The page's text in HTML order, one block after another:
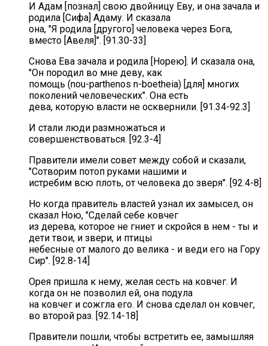
И Адам [познал] свою двойницу Еву, и она зачала и
родила [Сифа] Адаму. И сказала
она, "Я родила [другого] человека через Бога,
вместо [Авеля]". [91.30-33]
Снова Ева зачала и родила [Норею]. И сказала она,
"Он породил во мне деву, как
помощь (nou-parthenos n-boetheia) [для] многих
поколений человеческих". Она есть
дева, которую власти не осквернили. [91.34-92.3]
И стали люди размножаться и
совершенствоваться. [92.3-4]
Правители имели совет между собой и сказали,
"Cотворим потоп руками нашими и
истребим всю плоть, от человека до зверя". [92.4-8]
Но когда правитель властей узнал их замысел, он
сказал Ною, "Сделай себе ковчег
из дерева, которое не гниет и скройся в нем - ты и
дети твои, и звери, и птицы
небесные от малого до велика - и веди его на Гору
Сир". [92.8-14]
Орея пришла к нему, желая сесть на ковчег. И
когда он не позволил ей, она подула
на ковчег и сожгла его. И снова сделал он ковчег,
во второй раз. [92.14-18]
Правители пошли, чтобы встретить ее, замышляя